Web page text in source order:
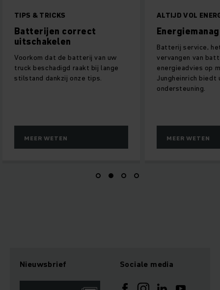
ALTIJD VOL ENERGIE
Energiemanagement
Batterij service, het checken en
vervangen van batterijen, inclusief
energieadvies op maat.
Jungheinrich biedt u een complete
MEER WETEN
OPTIMAAL
IEDEREEN
Wij
onze laders
perfecte
MEER
Nieuwsbrief Sociale media